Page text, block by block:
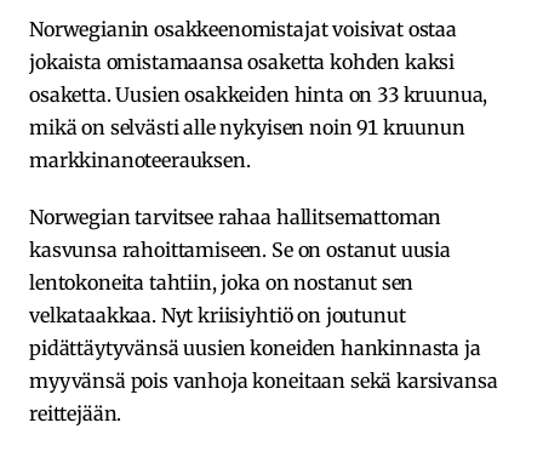
Norwegianin osakkeenomistajat voisivat ostaa
jokaista omistamaansa osaketta kohden kaksi
osaketta. Uusien osakkeiden hinta on 33 kruunua,
mikä on selvästi alle nykyisen noin 91 kruunun
markkinanoteerauksen.
Norwegian tarvitsee rahaa hallitsemattoman
kasvunsa rahoittamiseen. Se on ostanut uusia
lentokoneita tahtiin, joka on nostanut sen
velkataakkaa. Nyt kriisiyhtiö on joutunut
pidättäytyvänsä uusien koneiden hankinnasta ja
myyvänsä pois vanhoja koneitaan sekä karsivansa
reittejään.